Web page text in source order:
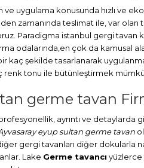
uygulama konusunda hızlı ve
zamanında teslimat ile, var olan
Paradigma istanbul gergi tavan
odalarında,en çok da kamusal
kaç şekilde tasarlanarak
renk tonu ile bütünleştirmek
germe tavan
profesyonellik, ayrıntı ve
eyup sultan germe tavan
diğer gergi tavanları diğer
Lake Germe tavancı yüzlerce